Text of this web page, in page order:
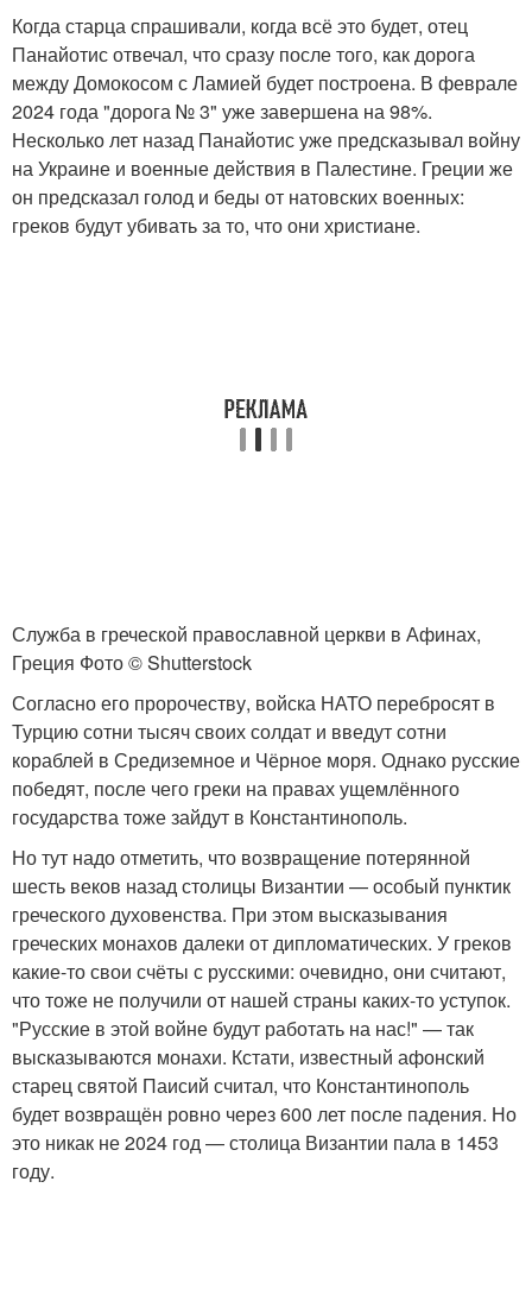
Когда старца спрашивали, когда всё это будет, отец
Панайотис отвечал, что сразу после того, как дорога
между Домокосом с Ламией будет построена. В феврале
2024 года "дорога № 3" уже завершена на 98%.
Несколько лет назад Панайотис уже предсказывал войну
на Украине и военные действия в Палестине. Греции же
он предсказал голод и беды от натовских военных:
греков будут убивать за то, что они христиане.
Служба в греческой православной церкви в Афинах,
Греция Фото © Shutterstock
Согласно его пророчеству, войска НАТО перебросят в
Турцию сотни тысяч своих солдат и введут сотни
кораблей в Средиземное и Чёрное моря. Однако русские
победят, после чего греки на правах ущемлённого
государства тоже зайдут в Константинополь.
Но тут надо отметить, что возвращение потерянной
шесть веков назад столицы Византии — особый пунктик
греческого духовенства. При этом высказывания
греческих монахов далеки от дипломатических. У греков
какие-то свои счёты с русскими: очевидно, они считают,
что тоже не получили от нашей страны каких-то уступок.
"Русские в этой войне будут работать на нас!" — так
высказываются монахи. Кстати, известный афонский
старец святой Паисий считал, что Константинополь
будет возвращён ровно через 600 лет после падения. Но
это никак не 2024 год — столица Византии пала в 1453
году.